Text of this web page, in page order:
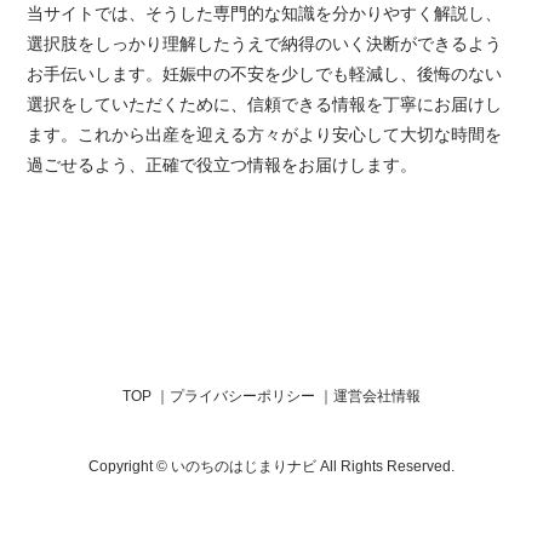
当サイトでは、そうした専門的な知識を分かりやすく解説し、
選択肢をしっかり理解したうえで納得のいく決断ができるよう
お手伝いします。妊娠中の不安を少しでも軽減し、後悔のない
選択をしていただくために、信頼できる情報を丁寧にお届けし
ます。これから出産を迎える方々がより安心して大切な時間を
過ごせるよう、正確で役立つ情報をお届けします。
TOP プライバシーポリシー 運営会社情報
Copyright © いのちのはじまりナビ All Rights Reserved.